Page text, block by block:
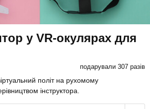
у VR-окулярах для
подарували 307 разів
політ на рухомому
інструктора.